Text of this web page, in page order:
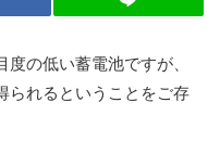
の低い蓄電池ですが、
られるということをご存